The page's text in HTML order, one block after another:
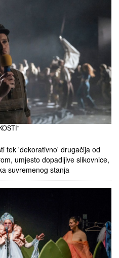
tek 'dekorativno' drugačija od
umjesto dopadljive slikovnice,
suvremenog stanja